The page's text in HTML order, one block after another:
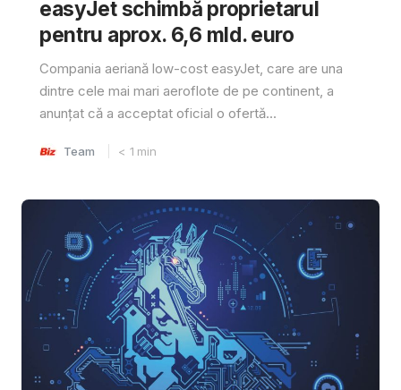
easyJet schimbă proprietarul
pentru aprox. 6,6 mld. euro
Compania aeriană low-cost easyJet, care are una
dintre cele mai mari aeroflote de pe continent, a
anunțat că a acceptat oficial o ofertă...
Team < 1 min